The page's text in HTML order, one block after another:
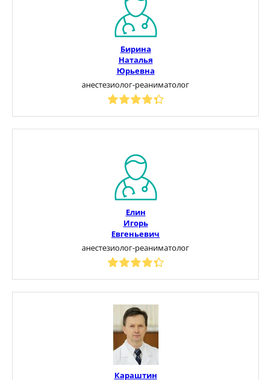
Бирина
Наталья
Юрьевна
анестезиолог-реаниматолог
Елин
Игорь
Евгеньевич
анестезиолог-реаниматолог
Караштин